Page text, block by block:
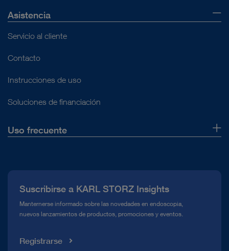
Asistencia
Servicio al cliente
Contacto
Instrucciones de uso
Soluciones de financiación
Uso frecuente
Línea de atención para el Cumplimiento normativo (Hotline)
Mediateca
Suscribirse a KARL STORZ Insights
Manternerse informado sobre las novedades en endoscopia,
nuevos lanzamientos de productos, promociones y eventos.
Registrarse